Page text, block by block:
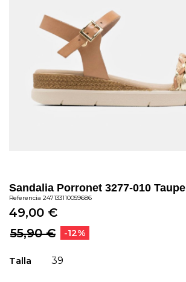
Sandalia Porronet 3277-010 Taupe
Referencia 247133110059686
49,00 €
55,90 €
-12%
Talla 39